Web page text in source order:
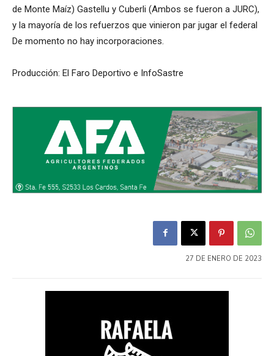
de Monte Maíz) Gastellu y Cuberli (Ambos se fueron a JURC),
y la mayoría de los refuerzos que vinieron par jugar el federal
De momento no hay incorporaciones.
Producción: El Faro Deportivo e InfoSastre
27 DE ENERO DE 2023